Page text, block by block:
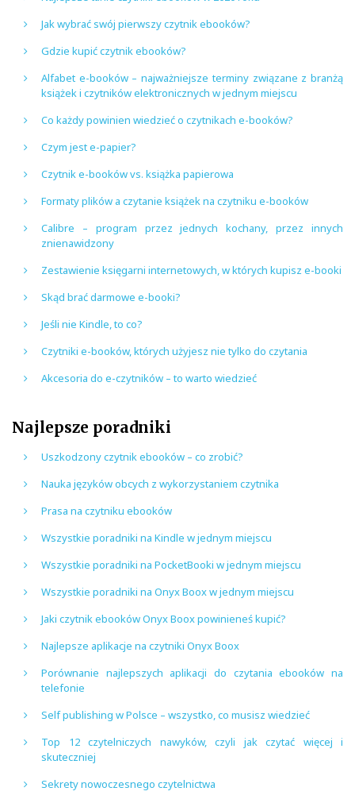
Jak wybrać swój pierwszy czytnik ebooków?
Gdzie kupić czytnik ebooków?
Alfabet e-booków – najważniejsze terminy związane z branżą
książek i czytników elektronicznych w jednym miejscu
Co każdy powinien wiedzieć o czytnikach e-booków?
Czym jest e-papier?
Czytnik e-booków vs. książka papierowa
Formaty plików a czytanie książek na czytniku e-booków
Calibre – program przez jednych kochany, przez innych
znienawidzony
Zestawienie księgarni internetowych, w których kupisz e-booki
Skąd brać darmowe e-booki?
Jeśli nie Kindle, to co?
Czytniki e-booków, których użyjesz nie tylko do czytania
Akcesoria do e-czytników – to warto wiedzieć
Najlepsze poradniki
Uszkodzony czytnik ebooków – co zrobić?
Nauka języków obcych z wykorzystaniem czytnika
Prasa na czytniku ebooków
Wszystkie poradniki na Kindle w jednym miejscu
Wszystkie poradniki na PocketBooki w jednym miejscu
Wszystkie poradniki na Onyx Boox w jednym miejscu
Jaki czytnik ebooków Onyx Boox powinieneś kupić?
Najlepsze aplikacje na czytniki Onyx Boox
Porównanie najlepszych aplikacji do czytania ebooków na
telefonie
Self publishing w Polsce – wszystko, co musisz wiedzieć
Top 12 czytelniczych nawyków, czyli jak czytać więcej i
skuteczniej
Sekrety nowoczesnego czytelnictwa